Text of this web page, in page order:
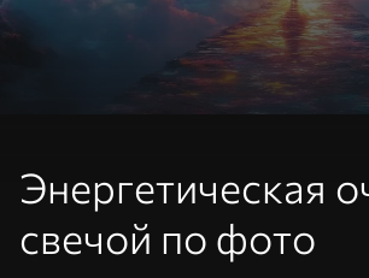
Энергетическая
свечой по фото